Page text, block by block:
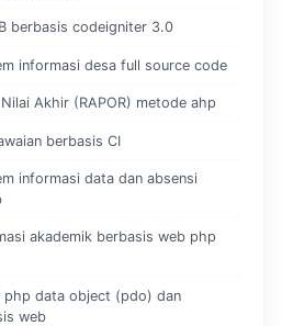
berbasis codeigniter 3.0
informasi desa full source code
Akhir (RAPOR) metode ahp
berbasis CI
informasi data dan absensi
akademik berbasis web php
php data object (pdo) dan
web